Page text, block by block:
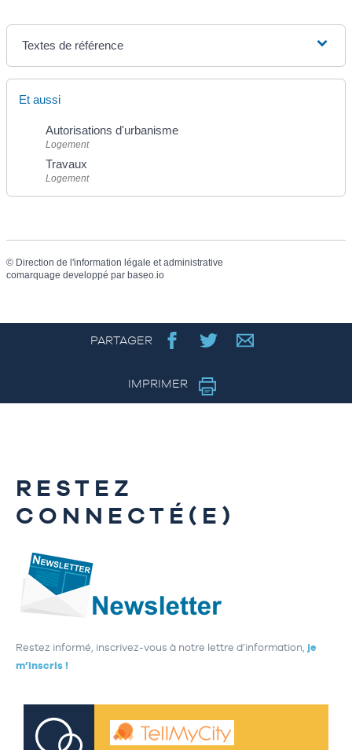
Textes de référence
Et aussi
Autorisations d'urbanisme
Logement
Travaux
Logement
© Direction de l'information légale et administrative
comarquage developpé par baseo.io
PARTAGER
IMPRIMER
RESTEZ
CONNECTÉ(E)
Restez informé, inscrivez-vous à notre lettre d’information, je
m’inscris !